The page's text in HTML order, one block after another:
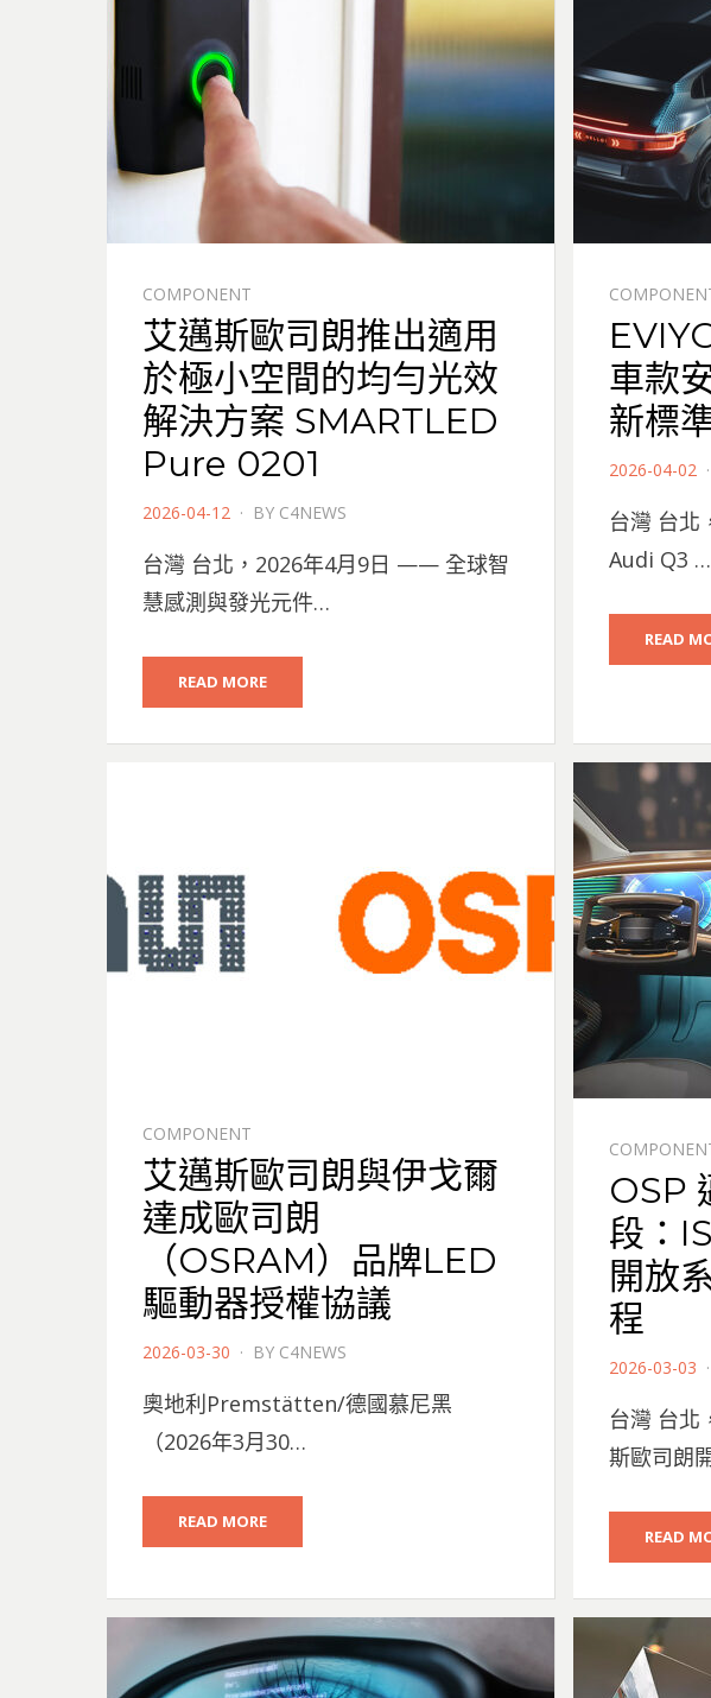
COMPONENT
艾邁斯歐司朗推出適用
於極小空間的均勻光效
解決方案 SMARTLED
Pure 0201
POSTED
2026-04-12 BY C4NEWS
台灣 台北，2026年4月9日 —— 全球智
慧感測與發光元件…
READ MORE
車款
新標
POSTED
2026-04-02
台灣 台
Audi Q3 …
READ
COMPONENT
艾邁斯歐司朗與伊戈爾
達成歐司朗
（OSRAM）品牌LED
驅動器授權協議
POSTED
2026-03-30 BY C4NEWS
奧地利Premstätten/德國慕尼黑
（2026年3月30…
READ MORE
OSP
段：
開放
程
POSTED
2026-03-03
台灣 台
斯歐司朗
READ